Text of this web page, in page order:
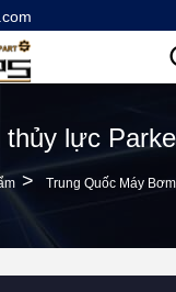
thủy lực
>
Trung Quốc Máy